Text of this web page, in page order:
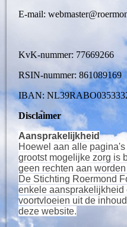
E-mail:
KvK-nummer: 77669266
RSIN-nummer: 861089169
IBAN:
Disclaimer
Aansprakelijkheid
Hoewel aan alle
grootst mogelijke zorg is
geen rechten aan
De Stichting Roermond
enkele aansprakelijkheid
voortvloeien uit de
deze website.